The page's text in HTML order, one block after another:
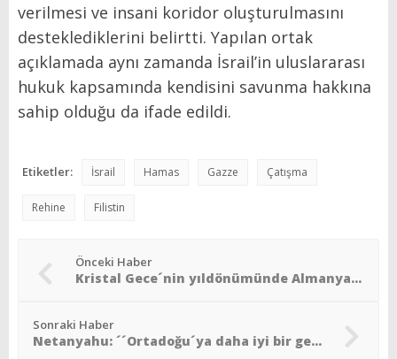
verilmesi ve insani koridor oluşturulmasını
desteklediklerini belirtti. Yapılan ortak
açıklamada aynı zamanda İsrail’in uluslararası
hukuk kapsamında kendisini savunma hakkına
sahip olduğu da ifade edildi.
Etiketler: İsrail Hamas Gazze Çatışma
Rehine Filistin
Önceki Haber
Kristal Gece´nin yıldönümünde Almanya Başbakanı: ´´Bir daha asla´´
Sonraki Haber
Netanyahu: ´´Ortadoğu´ya daha iyi bir gelecek vermek istiyoruz´´